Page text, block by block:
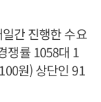
간 진행한 수요
쟁률 1058대 1
원) 상단인 91